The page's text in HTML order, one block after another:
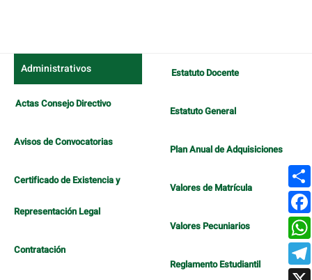
Administrativos
Actas Consejo Directivo
Avisos de Convocatorias
Certificado de Existencia y
Representación Legal
Contratación
Estatuto Docente
Estatuto General
Plan Anual de Adquisiciones
Valores de Matrícula
Valores Pecuniarios
Reglamento Estudiantil